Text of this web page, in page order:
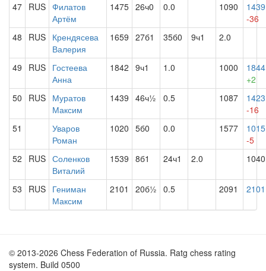
47 RUS Филатов
Артём
1475 26ч0 0.0 1090
1439
-36
48
RUS Крендясева
Валерия
1659 27б1 35б0 9ч1 2.0
49 RUS Гостеева
Анна
1842 9ч1 1.0 1000
1844
+2
50
RUS Муратов
Максим
1439 46ч½ 0.5 1087
1423
-16
51
Уваров
Роман
1020 5б0 0.0 1577
1015
-5
52
RUS Соленков
Виталий
1539 8б1 24ч1 2.0 1040
53 RUS Гениман
Максим
2101 20б½ 0.5 2091 2101
© 2013-2026 Chess Federation of Russia. Ratg chess rating
system. Build 0500